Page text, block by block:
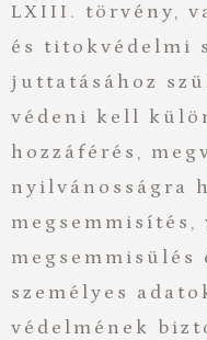
LXIII. törvény,
és titokvédelmi
juttatásához
védeni kell
hozzáférés,
nyilvánosságra
megsemmisülés
személyes
védelmének